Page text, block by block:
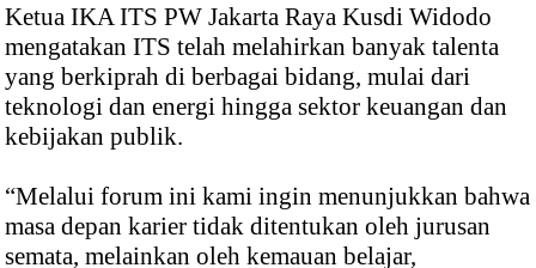
Ketua IKA ITS PW Jakarta Raya Kusdi Widodo
mengatakan ITS telah melahirkan banyak talenta
yang berkiprah di berbagai bidang, mulai dari
teknologi dan energi hingga sektor keuangan dan
kebijakan publik.
“Melalui forum ini kami ingin menunjukkan bahwa
masa depan karier tidak ditentukan oleh jurusan
semata, melainkan oleh kemauan belajar,